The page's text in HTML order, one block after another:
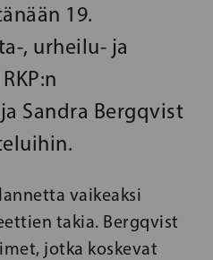
19.
, urheilu- ja
Sandra Bergqvist
vaikeaksi
takia. Bergqvist
jotka koskevat